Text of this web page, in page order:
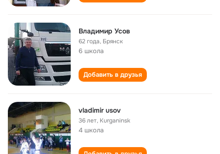
Владимир Усов
62 года, Брянск
6 школа
Добавить в друзья
vladimir usov
36 лет, Kurganinsk
4 школа